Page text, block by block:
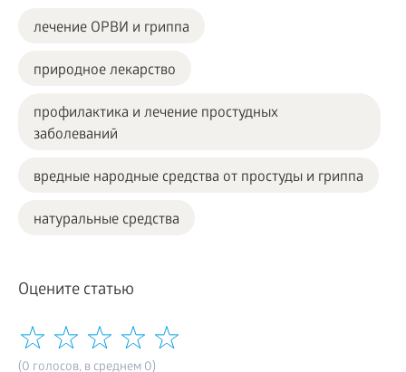
лечение ОРВИ и гриппа
природное лекарство
профилактика и лечение простудных
заболеваний
вредные народные средства от простуды и гриппа
натуральные средства
Оцените статью
(0 голосов, в среднем 0)